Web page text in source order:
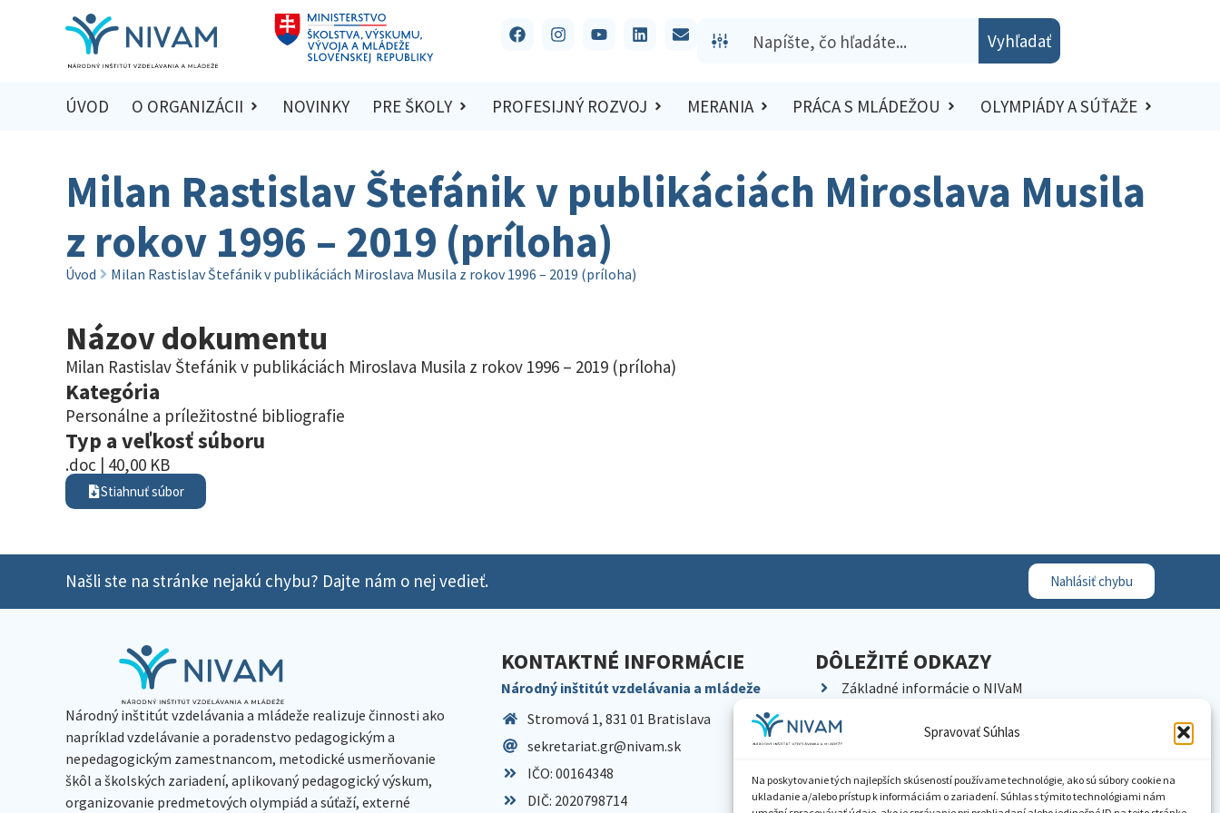
Spravovať Súhlas
Na poskytovanie tých najlepších skúseností používame technológie, ako sú súbory cookie na
ukladanie a/alebo prístup k informáciám o zariadení. Súhlas s týmito technológiami nám
Vyhľadať
ÚVOD O ORGANIZÁCII NOVINKY PRE ŠKOLY PROFESIJNÝ ROZVOJ MERANIA PRÁCA S MLÁDEŽOU OLYMPIÁDY A SÚŤAŽE
Milan Rastislav Štefánik v publikáciách Miroslava Musila
z rokov 1996 – 2019 (príloha)
Úvod Milan Rastislav Štefánik v publikáciách Miroslava Musila z rokov 1996 – 2019 (príloha)
Názov dokumentu
Milan Rastislav Štefánik v publikáciách Miroslava Musila z rokov 1996 – 2019 (príloha)
Kategória
Personálne a príležitostné bibliografie
Typ a veľkosť súboru
.doc | 40,00 KB
Stiahnuť súbor
Našli ste na stránke nejakú chybu? Dajte nám o nej vedieť. Nahlásiť chybu
Národný inštitút vzdelávania a mládeže realizuje činnosti ako
napríklad vzdelávanie a poradenstvo pedagogickým a
nepedagogickým zamestnancom, metodické usmerňovanie
škôl a školských zariadení, aplikovaný pedagogický výskum,
organizovanie predmetových olympiád a súťaží, externé
KONTAKTNÉ INFORMÁCIE
Národný inštitút vzdelávania a mládeže
Stromová 1, 831 01 Bratislava
sekretariat.gr@nivam.sk
IČO: 00164348
DIČ: 2020798714
DÔLEŽITÉ ODKAZY
Základné informácie o NIVaM
Kariéra
Pracoviská NIVaM